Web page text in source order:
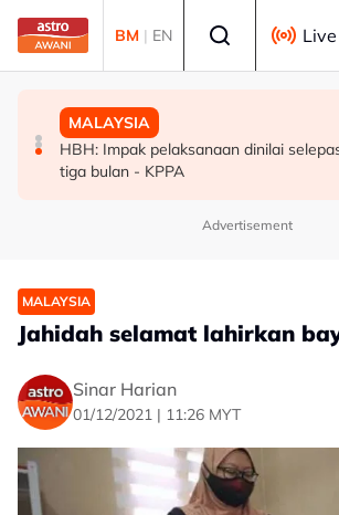
Skip to main content
BM | EN Live
DUNIA
Bangunan kerajaan Jakarta ditimpa
pekerja diselamatkan
MALAYSIA
[TERKINI] RCI Tabung Haji: Agong titah
ke lubang cacing, kawalan sempadan
MALAYSIA
HBH: Impak pelaksanaan dinilai
tiga bulan - KPPA
Advertisement
MALAYSIA
Jahidah selamat lahirkan
Sinar Harian
01/12/2021 | 11:26 MYT